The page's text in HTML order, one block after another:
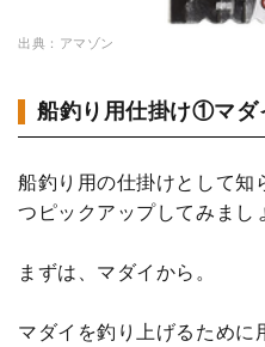
出典：アマゾン
船釣り用仕掛け①マダ
船釣り用の仕掛けとして知
つピックアップしてみまし
まずは、マダイから。
マダイを釣り上げるために